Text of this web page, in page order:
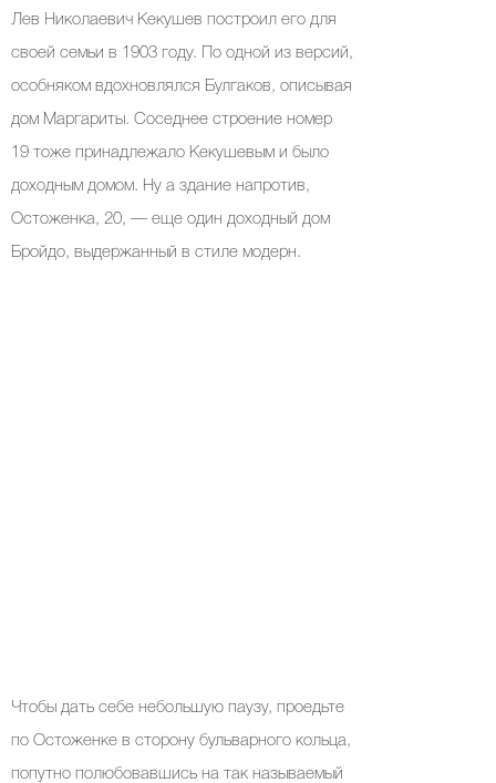
Лев Николаевич Кекушев построил его для
своей семьи в 1903 году. По одной из версий,
особняком вдохновлялся Булгаков, описывая
дом Маргариты. Соседнее строение номер
19 тоже принадлежало Кекушевым и было
доходным домом. Ну а здание напротив,
Остоженка, 20, — еще один доходный дом
Бройдо, выдержанный в стиле модерн.
Чтобы дать себе небольшую паузу, проедьте
по Остоженке в сторону бульварного кольца,
попутно полюбовавшись на так называемый